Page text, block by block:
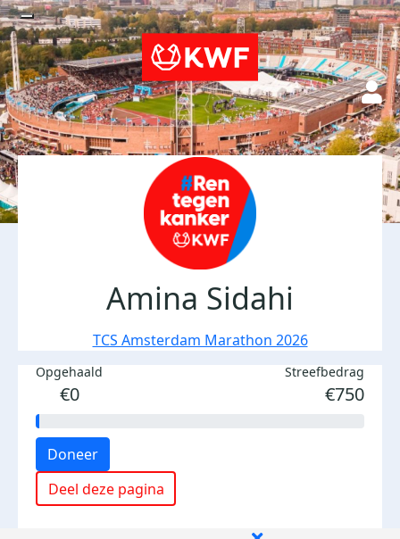
Amina Sidahi
TCS Amsterdam Marathon 2026
Opgehaald
€0
Streefbedrag
€750
Doneer
Deel deze pagina